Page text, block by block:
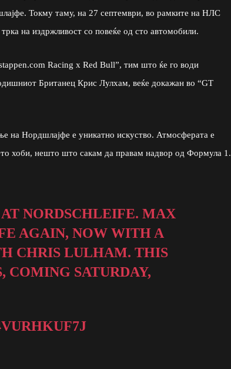
Токму таму, на 27 септември, во рамките на НЛС
на издржливост со повеќе од сто автомобили.
Racing x Red Bull”, тим што ќе го води
Британец Крис Лулхам, веќе докажан во “GT
на Нордшлајфе е уникатно искуство. Атмосферата е
хоби, нешто што сакам да правам надвор од Формула 1.
NORDSCHLEIFE. MAX
AGAIN, NOW WITH A
CHRIS LULHAM. THIS
COMING SATURDAY,